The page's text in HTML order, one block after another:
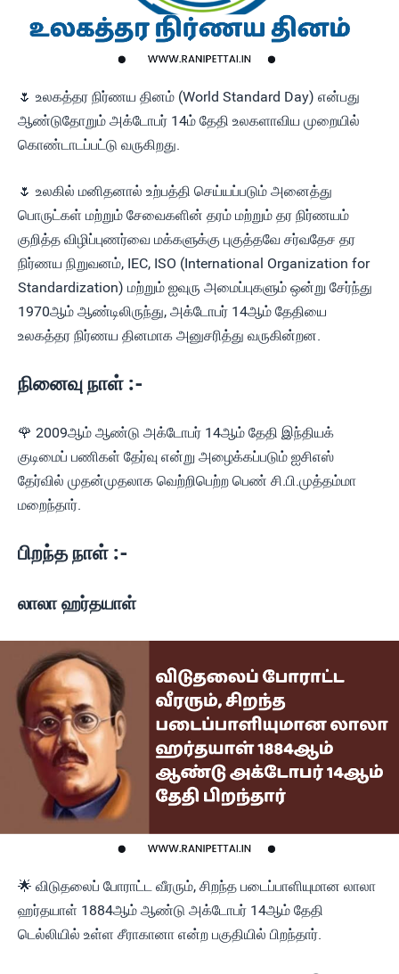
🌷 உலகத்தர நிர்ணய தினம் (World Standard Day) என்பது
ஆண்டுதோறும் அக்டோபர் 14ம் தேதி உலகளாவிய முறையில்
கொண்டாடப்பட்டு வருகிறது.
🌷 உலகில் மனிதனால் உற்பத்தி செய்யப்படும் அனைத்து
பொருட்கள் மற்றும் சேவைகளின் தரம் மற்றும் தர நிர்ணயம்
குறித்த விழிப்புணர்வை மக்களுக்கு புகுத்தவே சர்வதேச தர
நிர்ணய நிறுவனம், IEC, ISO (International Organization for
Standardization) மற்றும் ஐவுரு அமைப்புகளும் ஒன்று சேர்ந்து
1970ஆம் ஆண்டிலிருந்து, அக்டோபர் 14ஆம் தேதியை
உலகத்தர நிர்ணய தினமாக அனுசரித்து வருகின்றன.
நினைவு நாள் :-
🌹 2009ஆம் ஆண்டு அக்டோபர் 14ஆம் தேதி இந்தியக்
குடிமைப் பணிகள் தேர்வு என்று அழைக்கப்படும் ஐசிஎஸ்
தேர்வில் முதன்முதலாக வெற்றிபெற்ற பெண் சி.பி.முத்தம்மா
மறைந்தார்.
பிறந்த நாள் :-
லாலா ஹர்தயாள்
🌟 விடுதலைப் போராட்ட வீரரும், சிறந்த படைப்பாளியுமான லாலா
ஹர்தயாள் 1884ஆம் ஆண்டு அக்டோபர் 14ஆம் தேதி
டெல்லியில் உள்ள சீராகானா என்ற பகுதியில் பிறந்தார்.